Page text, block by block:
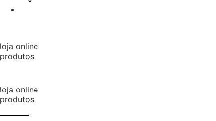
loja online
produtos
loja online
produtos